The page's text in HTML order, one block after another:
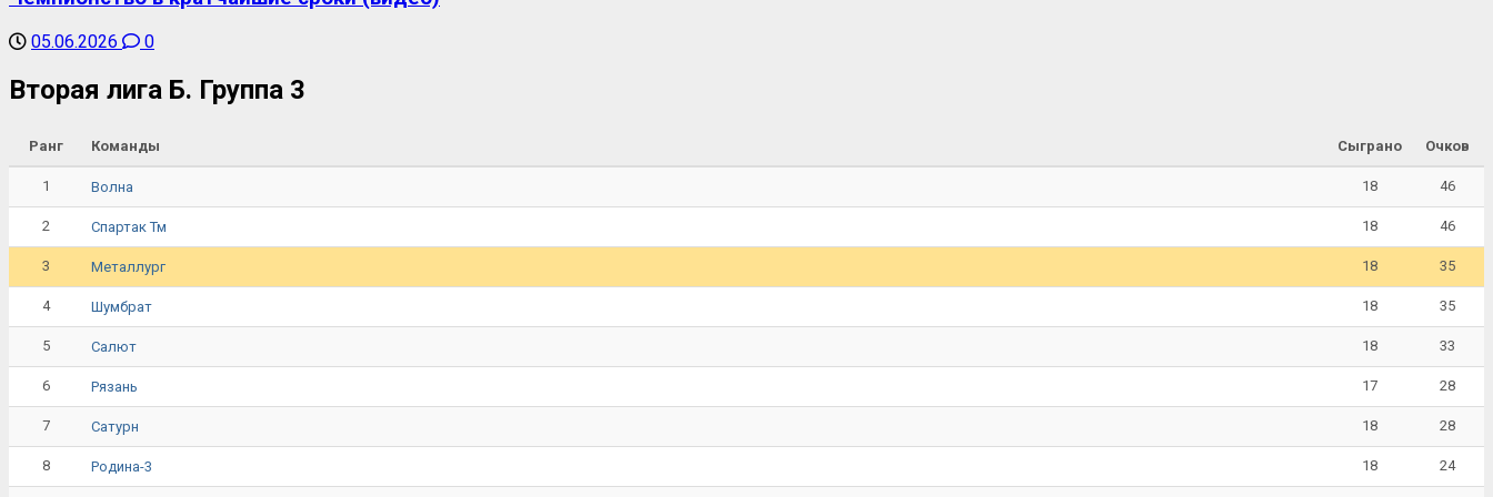
05.06.2026 0
Вторая лига Б. Группа 3
Ранг Команды Сыграно Очков
1 Волна 18 46
2 Спартак Тм 18 46
3 Металлург 18 35
4 Шумбрат 18 35
5 Салют 18 33
6 Рязань 17 28
7 Сатурн 18 28
8 Родина-3 18 24